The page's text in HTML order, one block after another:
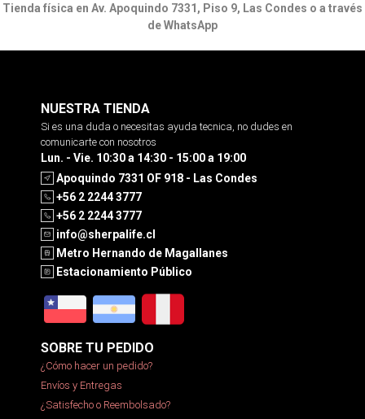
Tienda física en Av. Apoquindo 7331, Piso 9, Las Condes o a través
de WhatsApp
NUESTRA TIENDA
Si es una duda o necesitas ayuda tecnica, no dudes en
comunicarte con nosotros
Lun. - Vie. 10:30 a 14:30 - 15:00 a 19:00
Apoquindo 7331 OF 918 - Las Condes
+56 2 2244 3777
+56 2 2244 3777
info@sherpalife.cl
Metro Hernando de Magallanes
Estacionamiento Público
SOBRE TU PEDIDO
¿Cómo hacer un pedido?
Envíos y Entregas
¿Satisfecho o Reembolsado?